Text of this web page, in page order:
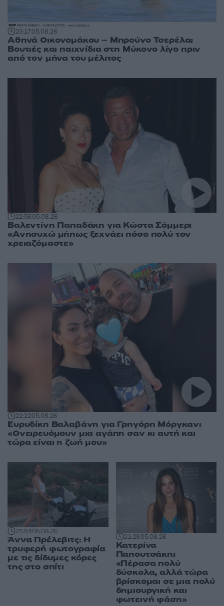
23:1705.08.26
Αθηνά Οικονομάκου – Μπρούνο Τσερέλα:
Βουτιές και παιχνίδια στη Μύκονο λίγο πριν
από τον μήνα του μέλιτος
22:5605.08.26
Βαλεντίνη Παπαδάκη για Κώστα Σόμμερ:
«Ανησυχώ μήπως ξεχνάει πόσο πολύ τον
χρειαζόμαστε»
22:2205.08.26
Ευρυδίκη Βαλαβάνη για Γρηγόρη Μόργκαν:
«Ονειρευόμουν μια αγάπη σαν κι αυτή και
τώρα είναι η ζωή μου»
21:5405.08.26
Άννα Πρέλεβιτς: Η
τρυφερή φωτογραφία
με τις δίδυμες κόρες
της στο σπίτι
21:2805.08.26
Κατερίνα
Παπουτσάκη:
«Πέρασα πολύ
δύσκολα, αλλά τώρα
βρίσκομαι σε μια πολύ
δημιουργική και
φωτεινή φάση»